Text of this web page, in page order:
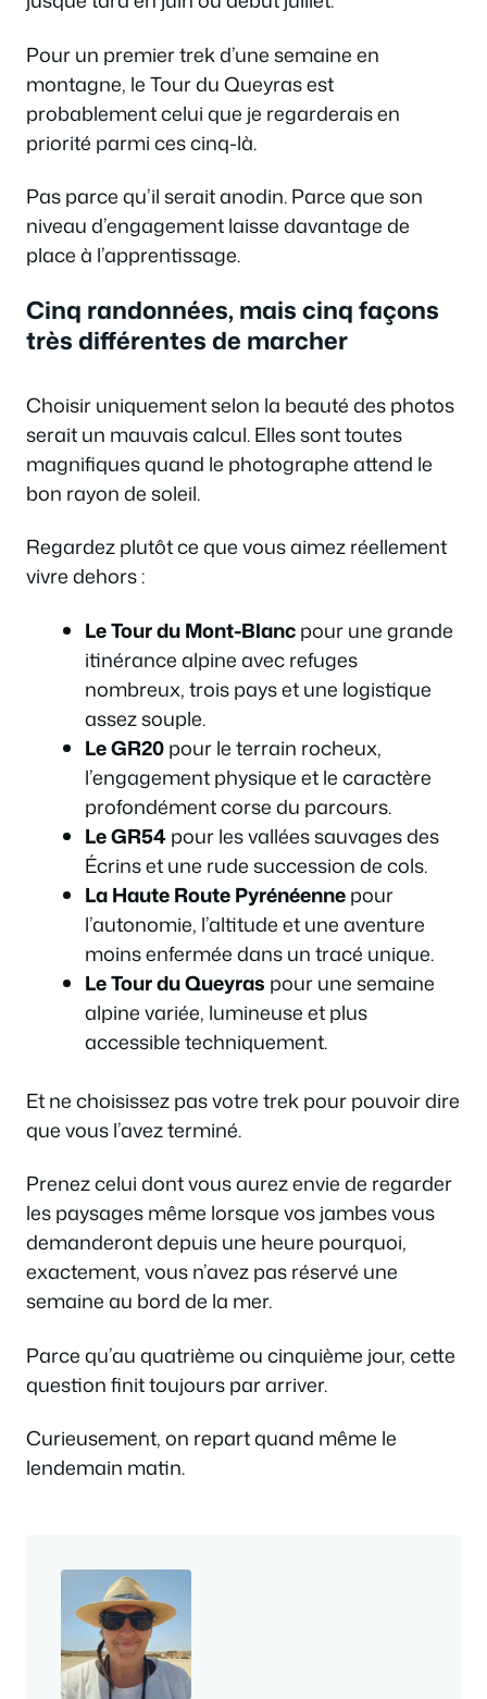
Pour un premier trek d’une semaine en
montagne, le Tour du Queyras est
probablement celui que je regarderais en
priorité parmi ces cinq-là.
Pas parce qu’il serait anodin. Parce que son
niveau d’engagement laisse davantage de
place à l’apprentissage.
Cinq randonnées, mais cinq façons
très différentes de marcher
Choisir uniquement selon la beauté des photos
serait un mauvais calcul. Elles sont toutes
magnifiques quand le photographe attend le
bon rayon de soleil.
Regardez plutôt ce que vous aimez réellement
vivre dehors :
Le Tour du Mont-Blancpour une grande
itinérance alpine avec refuges
nombreux, trois pays et une logistique
assez souple.
Le GR20pour le terrain rocheux,
l’engagement physique et le caractère
profondément corse du parcours.
Le GR54pour les vallées sauvages des
Écrins et une rude succession de cols.
La Haute Route Pyrénéennepour
l’autonomie, l’altitude et une aventure
moins enfermée dans un tracé unique.
Le Tour du Queyras pour une semaine
alpine variée, lumineuse et plus
accessible techniquement.
Et ne choisissez pas votre trek pour pouvoir dire
que vous l’avez terminé.
Prenez celui dont vous aurez envie de regarder
les paysages même lorsque vos jambes vous
demanderont depuis une heure pourquoi,
exactement, vous n’avez pas réservé une
semaine au bord de la mer.
Parce qu’au quatrième ou cinquième jour, cette
question finit toujours par arriver.
Curieusement, on repart quand même le
lendemain matin.